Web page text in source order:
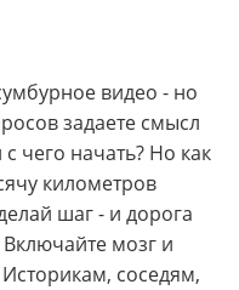
видео - но
задаете смысл
чего начать? Но как
километров
шаг - и дорога
мозг и
соседям,